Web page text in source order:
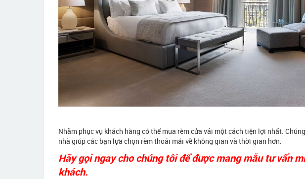
Nhằm phục vụ khách hàng có thể mua rèm cửa vải một cách tiện lợi nhất.
nhà giúp các bạn lựa chọn rèm thoải mái về không gian và thời gian hơn.
Hãy gọi ngay cho chúng tôi để được mang mẫu tư vấn
khách.